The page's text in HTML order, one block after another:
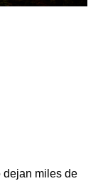
dejan miles de